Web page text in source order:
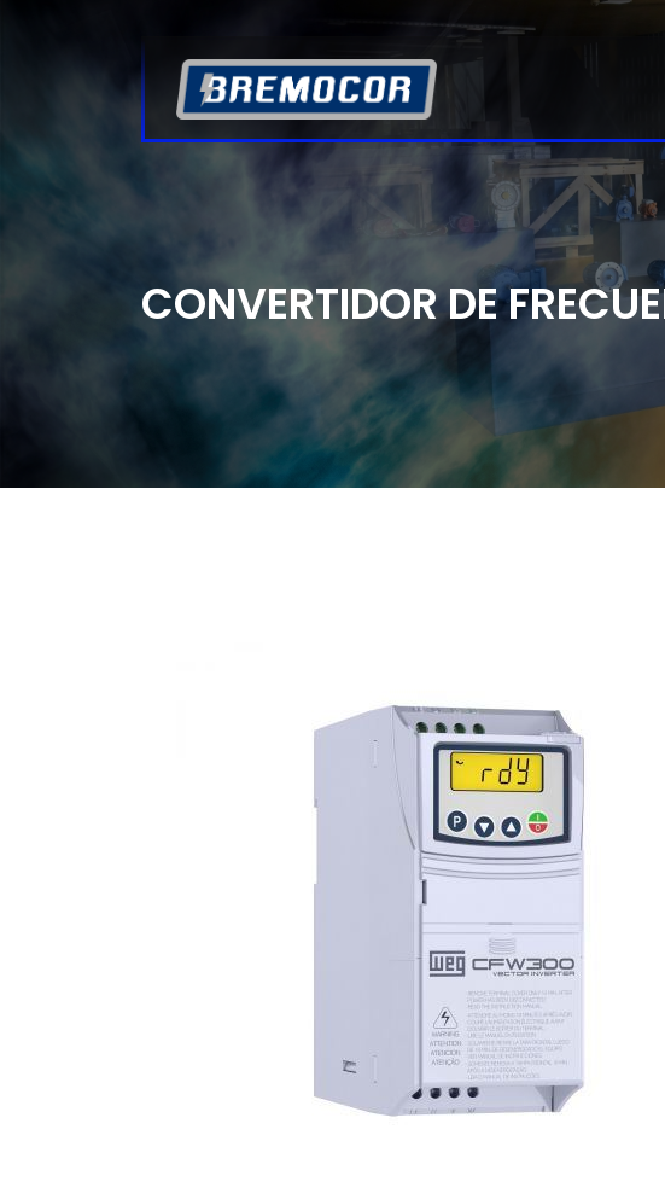
CONVERTIDOR DE